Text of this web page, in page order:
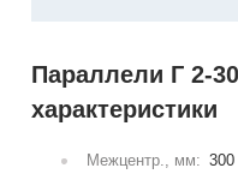
Параллели Г 2-
характеристики
Межцентр., мм: 300